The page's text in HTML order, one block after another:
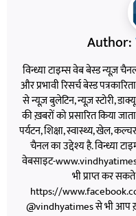
Author:
विन्ध्या टाइम्स वेब बेस्ड न्यूज़
और प्रभावी रिसर्च बेस्ड
से न्यूज़ बुलेटिन, न्यूज़ स्टोरी,
की ख़बरों को प्रसारित किया
पर्यटन, शिक्षा, स्वास्थ्य, खेल,
चैनल का उद्देश्य है. विन्ध्या
वेबसाइट-
भी प्राप्त कर
https://
@vindhyatimes से भी आप